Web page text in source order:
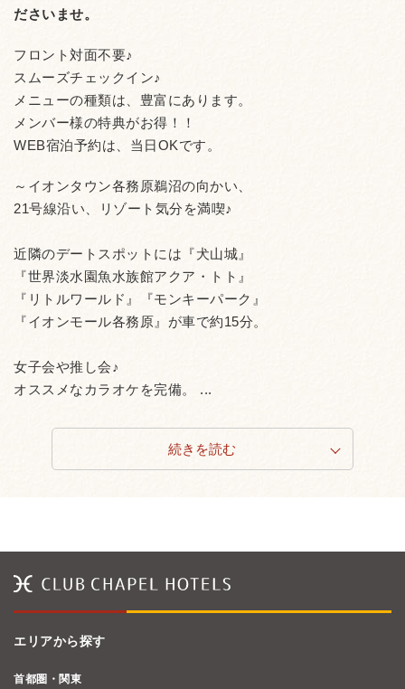
ださいませ。
フロント対面不要♪
スムーズチェックイン♪
メニューの種類は、豊富にあります。
メンバー様の特典がお得！！
WEB宿泊予約は、当日OKです。
～イオンタウン各務原鵜沼の向かい、
21号線沿い、リゾート気分を満喫♪
近隣のデートスポットには『犬山城』
『世界淡水園魚水族館アクア・トト』
『リトルワールド』『モンキーパーク』
『イオンモール各務原』が車で約15分。
女子会や推し会♪
オススメなカラオケを完備。 ...
続きを読む
エリアから探す
首都圏・関東